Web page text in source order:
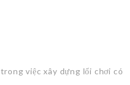
việc xây dựng lối chơi có